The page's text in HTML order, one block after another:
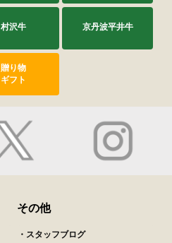
村沢牛 京丹波平井牛
贈り物
ギフト
その他
・スタッフブログ